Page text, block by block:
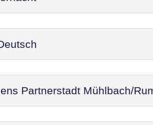
Partnerstadt Mühlbach/